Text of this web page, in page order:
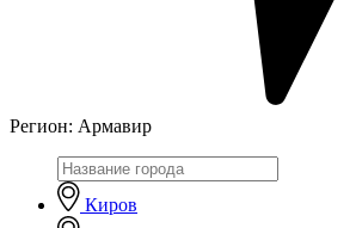
Регион: Армавир
Киров